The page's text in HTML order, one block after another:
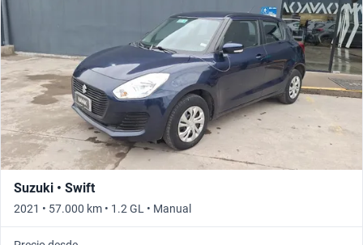
Suzuki • Swift
2021 • 57.000 km • 1.2 GL • Manual